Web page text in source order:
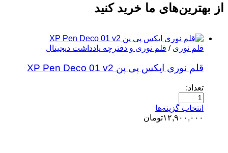
از بهترین‌های ما خرید کنید
قلم نوری / قلم نوری و دفترچه یادداشت دیجیتال
قلم نوری ایکس پی پن XP Pen Deco 01 v2
تعداد:
انتخاب گزینه‌ها
۱۲,۹۰۰,۰۰۰تومان